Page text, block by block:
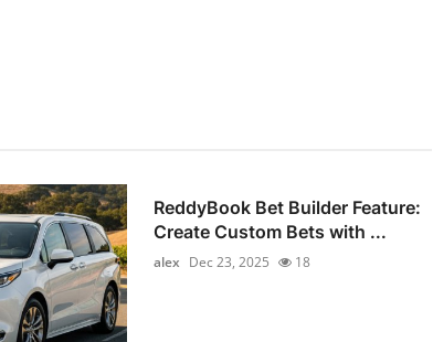
ReddyBook Bet Builder Feature:
Create Custom Bets with ...
alex Dec 23, 2025 18